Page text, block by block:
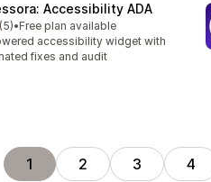
Accessibility ADA
hvězd
(5) počet recenzí: 5
•Free plan available
accessibility widget with
fixes and audit
1 2 3 4